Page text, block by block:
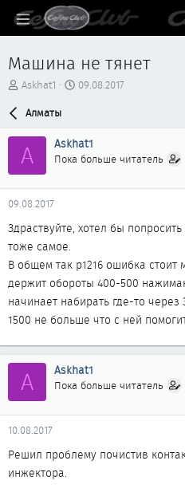
Машина не тянет
А
р
т
м
ы
Askhat1
Д
н
а
а
09.08.2017
Алматы
A Askhat1
Пока больше читатель
09.08.2017
Здраствуйте, хотел бы
тоже самое.
В общем так p1216 ошибка стоит
держит обороты 400-500
начинает набирать где-то
1500 не больше что с ней
A Askhat1
Пока больше читатель
10.08.2017
Решил проблему почистив
инжектора.